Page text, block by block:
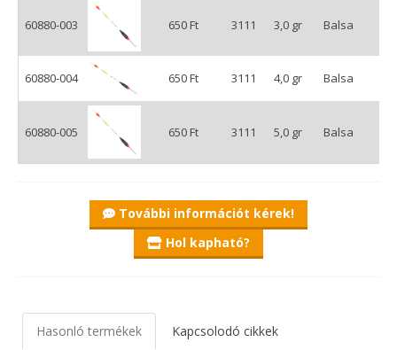
60880-003 650 Ft 3111 3,0 gr Balsa
60880-004 650 Ft 3111 4,0 gr Balsa
60880-005 650 Ft 3111 5,0 gr Balsa
További információt kérek!
Hol kapható?
Hasonló termékek Kapcsolodó cikkek